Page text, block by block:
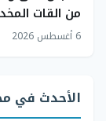
من القات
6 أغسطس 2026
الأحدث في